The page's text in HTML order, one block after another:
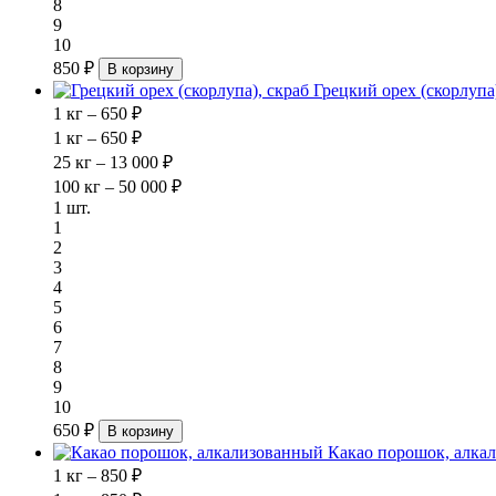
8
9
10
850 ₽
В корзину
Грецкий орех
1 кг – 650 ₽
1 кг – 650 ₽
25 кг – 13 000 ₽
100 кг – 50 000 ₽
1 шт.
1
2
3
4
5
6
7
8
9
10
650 ₽
В корзину
Какао порошок,
1 кг – 850 ₽